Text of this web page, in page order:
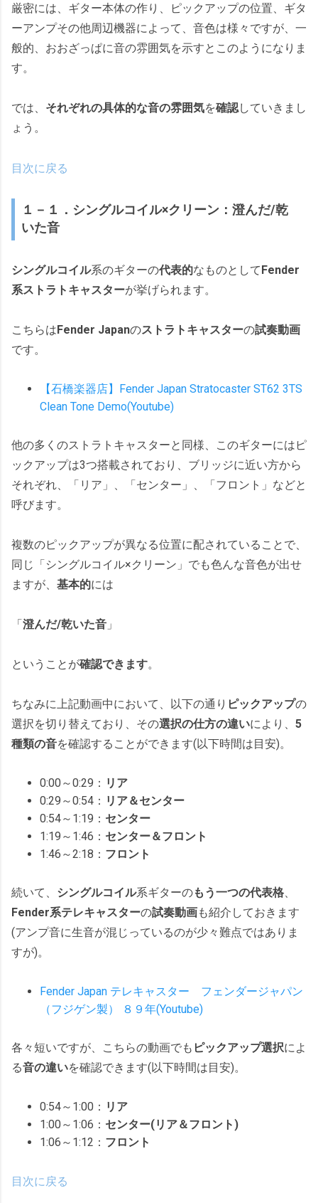
厳密には、ギター本体の作り、ピックアップの位置、ギタ
ーアンプその他周辺機器によって、音色は様々ですが、一
般的、おおざっぱに音の雰囲気を示すとこのようになりま
す。
では、 それぞれの具体的な音の雰囲気を確認していきまし
ょう。
目次に戻る
１－１．シングルコイル×クリーン：澄んだ/乾
いた音
シングルコイル系のギターの代表的なものとしてFender
系ストラトキャスターが挙げられます。
こちらはFender Japanのストラトキャスターの試奏動画
です。
【石橋楽器店】Fender Japan Stratocaster ST62 3TS
Clean Tone Demo(Youtube)
他の多くのストラトキャスターと同様、このギターにはピ
ックアップは3つ搭載されており、ブリッジに近い方から
それぞれ、「リア」、「センター」、「フロント」などと
呼びます。
複数のピックアップが異なる位置に配されていることで、
同じ「シングルコイル×クリーン」でも色んな音色が出せ
ますが、 基本的には
「澄んだ/乾いた音 」
ということが確認できます。
ちなみに上記動画中において、以下の通り ピックアップの
選択を切り替えており、その選択の仕方の違いにより、 5
種類の音を確認することができます(以下時間は目安)。
0:00～0:29： リア
0:29～0:54： リア＆センター
0:54～1:19： センター
1:19～1:46： センター＆フロント
1:46～2:18： フロント
続いて、 シングルコイル系ギターのもう一つの代表格
Fender系テレキャスターの試奏動画も紹介しておきます
(アンプ音に生音が混じっているのが少々難点ではありま
すが)。
Fender Japan テレキャスター フェンダージャパン
（フジゲン製） ８９年(Youtube)
各々短いですが、こちらの動画でも ピックアップ選択によ
る音の違いを確認できます(以下時間は目安)。
0:54～1:00： リア
1:00～1:06： センター(リア＆フロント)
1:06～1:12： フロント
目次に戻る